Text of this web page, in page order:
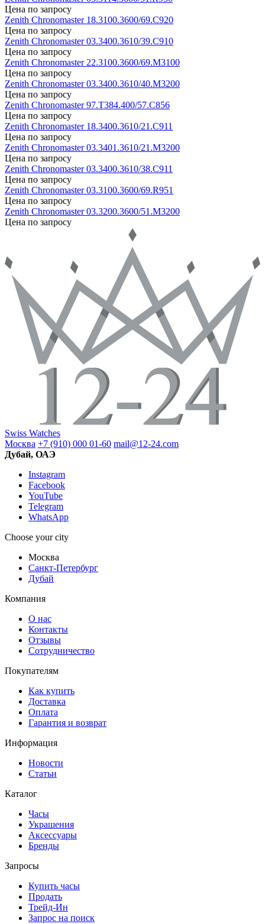
Цена по запросу
Zenith Chronomaster 18.3100.3600/69.C920
Цена по запросу
Zenith Chronomaster03.3400.3610/39.C910
Цена по запросу
Zenith Chronomaster 22.3100.3600/69.M3100
Цена по запросу
Zenith Chronomaster03.3400.3610/40.M3200
Цена по запросу
Zenith Chronomaster97.T384.400/57.C856
Цена по запросу
Zenith Chronomaster 18.3400.3610/21.C911
Цена по запросу
Zenith Chronomaster03.3401.3610/21.M3200
Цена по запросу
Zenith Chronomaster03.3400.3610/38.C911
Цена по запросу
Zenith Chronomaster03.3100.3600/69.R951
Цена по запросу
Zenith Chronomaster03.3200.3600/51.M3200
Цена по запросу
Swiss Watches
Москва +7 (910) 000 01-60 mail@12-24.com
Дубай, ОАЭ
Instagram
Facebook
YouTube
Telegram
WhatsApp
Choose your city
Москва
Санкт-Петербург
Дубай
Компания
О нас
Контакты
Отзывы
Сотрудничество
Покупателям
Как купить
Доставка
Оплата
Гарантия и возврат
Информация
Новости
Статьи
Каталог
Часы
Украшения
Аксессуары
Бренды
Запросы
Купить часы
Продать
Трейд-Ин
Запрос на поиск